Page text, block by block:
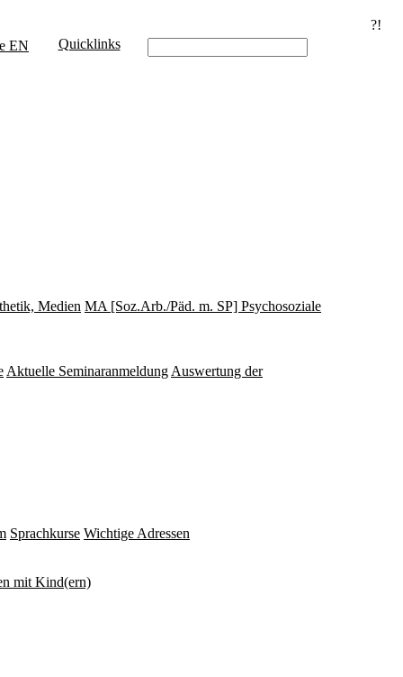
?!
EN Quicklinks
Medien MA [Soz.Arb./Päd. m. SP] Psychosoziale
Aktuelle Seminaranmeldung Auswertung der
Sprachkurse Wichtige Adressen
mit Kind(ern)